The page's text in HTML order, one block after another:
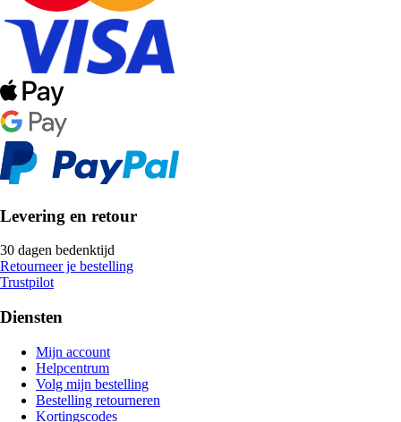
Levering en retour
30 dagen bedenktijd
Retourneer je bestelling
Trustpilot
Diensten
Mijn account
Helpcentrum
Volg mijn bestelling
Bestelling retourneren
Kortingscodes